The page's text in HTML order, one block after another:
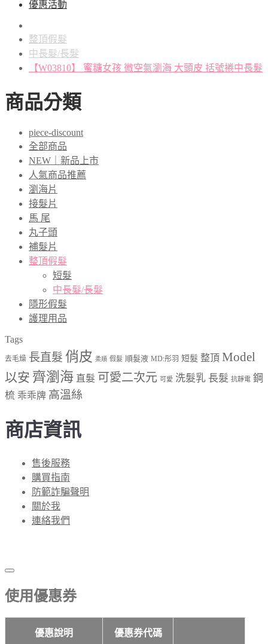
優惠活動
整頂假髮
中長髮/長髮
【W03810】 蜜糖女孩 微空氣瀏海 大頭皮 括號捲中長髮
商品分類
piece-discount
全部商品
NEW｜新品上市
人氣商品推薦
瀏海片
接髮片
馬 尾
丸子頭
補髮片
整頂假髮
短髮
中長髮/長髮
隱形假髮
護理用品
Tags
去毛燥 長直髮 俏皮 柔順 假髮 順髮液 MD:彤羽 短髮 整頂 Model
以安 齊瀏海 直髮 可愛二次元 可愛 洗髮乳 長髮 抗靜電 鋼
梳 乖乖牌 高溫絲
商店資訊
售後服務
購買指南
防範詐騙聲明
關於我
連絡我們
使用優惠券
優惠說明 優惠券代碼